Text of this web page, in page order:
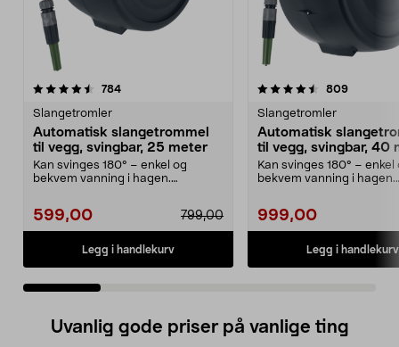
784anmeldelser
Slangetromler
Automatisk slangetrommel
til vegg, svingbar, 25 meter
Kan svinges 180° – enkel og
bekvem vanning i hagen.
599,00 799,00
Legg i handlekurv
4.5 av 5 stjerner 809
Slangetromler
Automatisk
til vegg, svingbar, 40
Kan svinges 180° – enkel
bekvem vanning i hagen.
999,00
Legg i handlekurv
4.5 av 5 stjerner
Uvanlig gode priser på vanlige ting